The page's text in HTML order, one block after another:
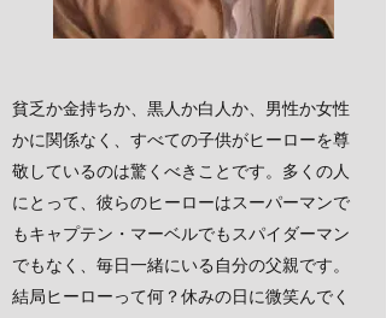
貧乏か金持ちか、黒人か白人か、男性か女性
かに関係なく、すべての子供がヒーローを尊
敬しているのは驚くべきことです。多くの人
にとって、彼らのヒーローはスーパーマンで
もキャプテン・マーベルでもスパイダーマン
でもなく、毎日一緒にいる自分の父親です。
結局ヒーローって何？休みの日に微笑んでく